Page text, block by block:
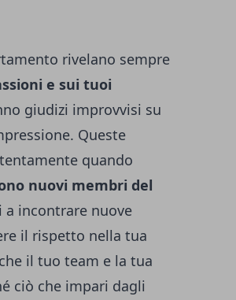
rivelano sempre
e sui tuoi
giudizi improvvisi su
Queste
quando
nuovi membri del
incontrare nuove
il rispetto nella tua
il tuo team e la tua
ciò che impari dagli